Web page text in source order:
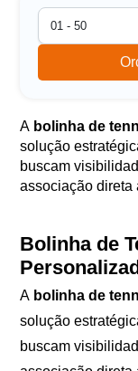
A bolinha de
solução
buscam
associação direta
Bolinha de
A bolinha de
solução
buscam